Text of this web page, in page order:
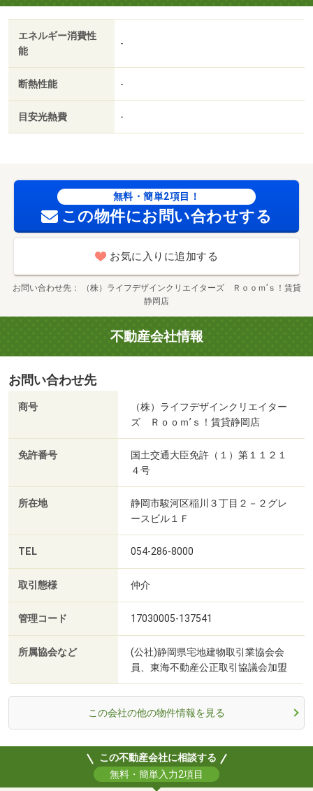
エネルギー消費性
能
-
断熱性能 -
目安光熱費 -
無料・簡単2項目！
この物件にお問い合わせする
お気に入りに追加する
お問い合わせ先
（株）ライフデザインクリエイターズ Ｒｏｏｍ’ｓ！賃貸
静岡店
不動産会社情報
お問い合わせ先
商号
（株）ライフデザインクリエイター
ズ Ｒｏｏｍ’ｓ！賃貸静岡店
免許番号
国土交通大臣免許（１）第１１２１
４号
所在地
静岡市駿河区稲川３丁目２－２グレ
ースビル１Ｆ
TEL 054-286-8000
取引態様 仲介
管理コード 17030005-137541
所属協会など
(公社)静岡県宅地建物取引業協会会
員、東海不動産公正取引協議会加盟
この会社の他の物件情報を見る
この不動産会社に相談する
無料・簡単入力2項目